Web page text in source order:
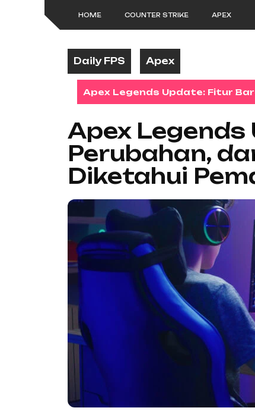
HOME COUNTER STRIKE APEX
Daily FPS Apex
Apex Legends Update: Fitur
Apex Legends
Perubahan,
Diketahui